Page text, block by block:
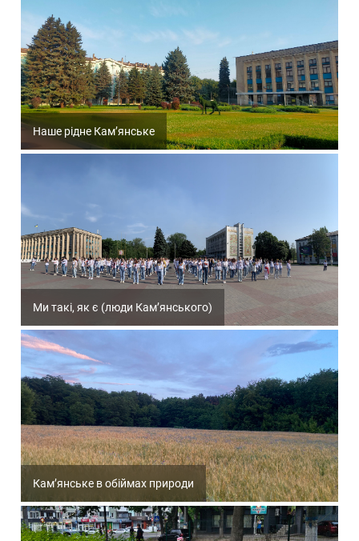
Наше рідне Кам’янське
Ми такі, як є (люди Кам’янського)
Кам’янське в обіймах природи